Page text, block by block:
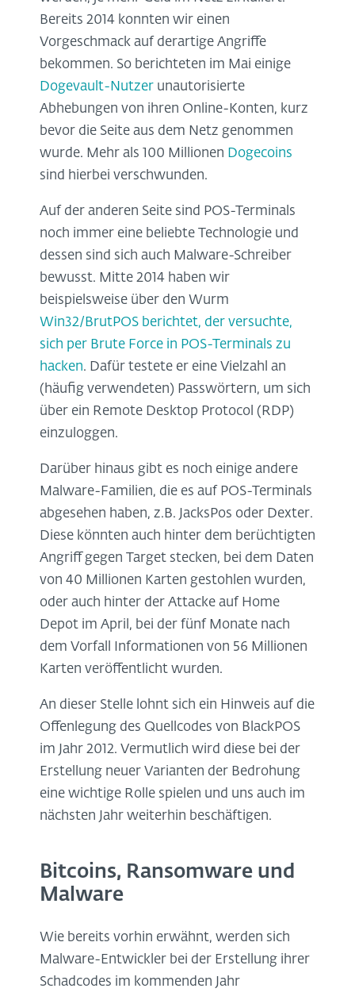
Bereits 2014 konnten wir einen
Vorgeschmack auf derartige Angriffe
bekommen. So berichteten im Mai einige
Dogevault-Nutzer unautorisierte
Abhebungen von ihren Online-Konten, kurz
bevor die Seite aus dem Netz genommen
wurde. Mehr als 100 Millionen Dogecoins
sind hierbei verschwunden.
Auf der anderen Seite sind POS-Terminals
noch immer eine beliebte Technologie und
dessen sind sich auch Malware-Schreiber
bewusst. Mitte 2014 haben wir
beispielsweise über den Wurm
Win32/BrutPOS berichtet, der versuchte,
sich per Brute Force in POS-Terminals zu
hacken. Dafür testete er eine Vielzahl an
(häufig verwendeten) Passwörtern, um sich
über ein Remote Desktop Protocol (RDP)
einzuloggen.
Darüber hinaus gibt es noch einige andere
Malware-Familien, die es auf POS-Terminals
abgesehen haben, z.B. JacksPos oder Dexter.
Diese könnten auch hinter dem berüchtigten
Angriff gegen Target stecken, bei dem Daten
von 40 Millionen Karten gestohlen wurden,
oder auch hinter der Attacke auf Home
Depot im April, bei der fünf Monate nach
dem Vorfall Informationen von 56 Millionen
Karten veröffentlicht wurden.
An dieser Stelle lohnt sich ein Hinweis auf die
Offenlegung des Quellcodes von BlackPOS
im Jahr 2012. Vermutlich wird diese bei der
Erstellung neuer Varianten der Bedrohung
eine wichtige Rolle spielen und uns auch im
nächsten Jahr weiterhin beschäftigen.
Bitcoins, Ransomware und
Malware
Wie bereits vorhin erwähnt, werden sich
Malware-Entwickler bei der Erstellung ihrer
Schadcodes im kommenden Jahr